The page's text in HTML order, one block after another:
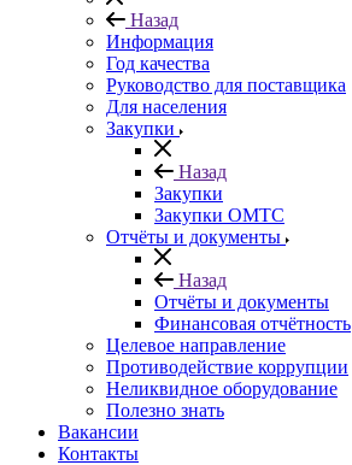
Назад
Информация
Год качества
Руководство для поставщика
Для населения
Закупки
Назад
Закупки
Закупки ОМТС
Отчёты и документы
Назад
Отчёты и документы
Финансовая отчётность
Целевое направление
Противодействие коррупции
Неликвидное оборудование
Полезно знать
Вакансии
Контакты